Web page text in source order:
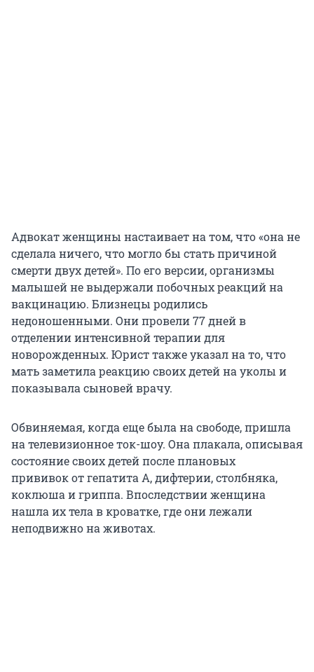
Адвокат женщины настаивает на том, что «она не
сделала ничего, что могло бы стать причиной
смерти двух детей». По его версии, организмы
малышей не выдержали побочных реакций на
вакцинацию. Близнецы родились
недоношенными. Они провели 77 дней в
отделении интенсивной терапии для
новорожденных. Юрист также указал на то, что
мать заметила реакцию своих детей на уколы и
показывала сыновей врачу.
Обвиняемая, когда еще была на свободе, пришла
на телевизионное ток-шоу. Она плакала, описывая
состояние своих детей после плановых
прививок от гепатита А, дифтерии, столбняка,
коклюша и гриппа. Впоследствии женщина
нашла их тела в кроватке, где они лежали
неподвижно на животах.